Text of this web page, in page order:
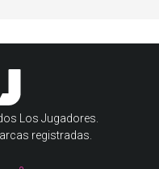
Los Jugadores.
registradas.